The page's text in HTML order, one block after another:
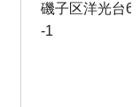
磯子区洋光台
-1